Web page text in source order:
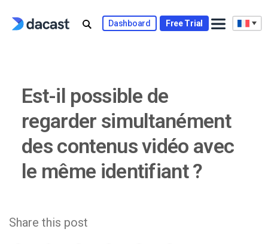
Dashboard Free Trial
Est-il possible de
regarder simultanément
des contenus vidéo avec
le même identifiant ?
Share this post